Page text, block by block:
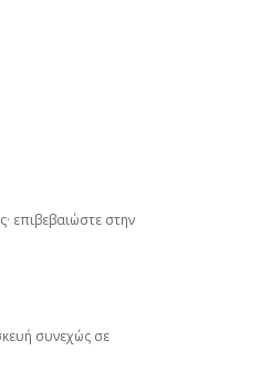
επιβεβαιώστε στην
συνεχώς σε